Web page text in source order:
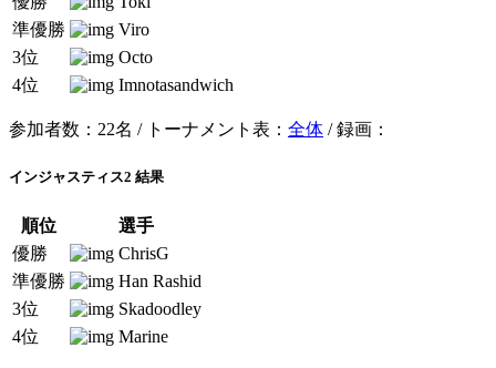
準優勝
Viro
3位
Octo
4位
Imnotasandwich
参加者数：22名 / トーナメント表： 全体 / 録画：
インジャスティス2 結果
順位
選手
優勝
ChrisG
準優勝
Han Rashid
3位
Skadoodley
4位
Marine